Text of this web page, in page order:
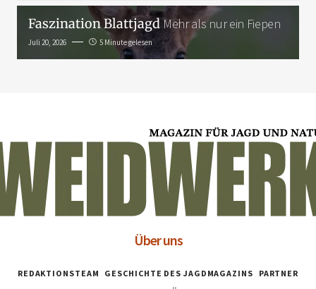
Faszination BlattjagdMehr als nur ein Fiepen
Juli 20, 2026 5 Minute gelesen
Über uns
REDAKTIONSTEAM GESCHICHTE DES JAGDMAGAZINS
PARTNER